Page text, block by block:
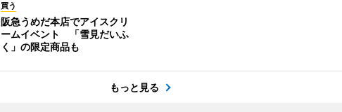
買う
阪急うめだ本店でアイスクリ
ームイベント 「雪見だいふ
く」の限定商品も
もっと見る